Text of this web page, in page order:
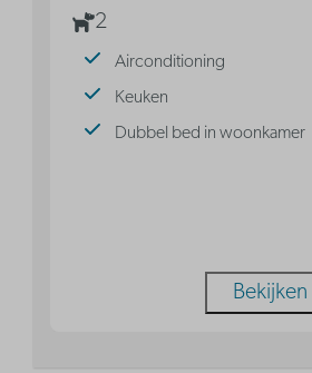
2
Airconditioning
Keuken
Dubbel bed in woonkamer
Bekijken